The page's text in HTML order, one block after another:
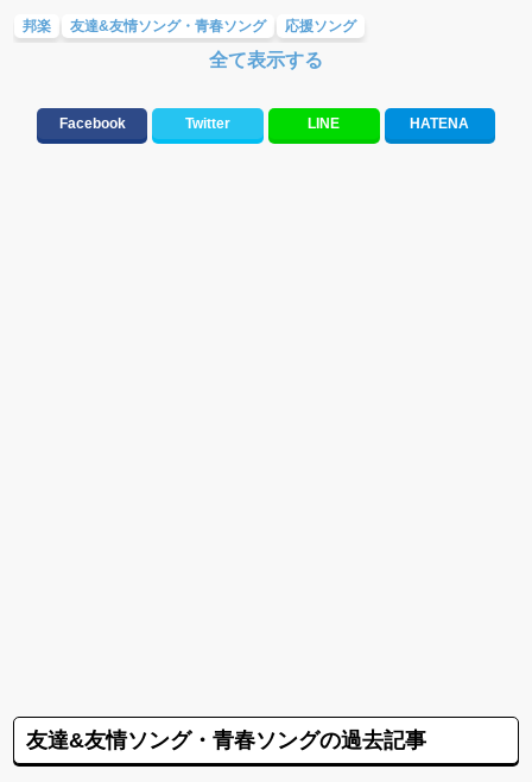
邦楽 友達&友情ソング・青春ソング 応援ソング
学校(行事・合唱)曲
全て表示する
Facebook Twitter LINE HATENA
友達&友情ソング・青春ソングの過去記事